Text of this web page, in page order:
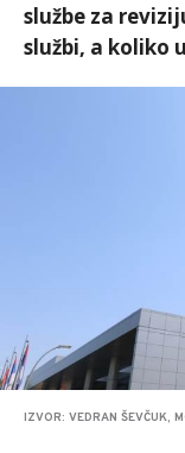
službe za
službi, a koliko
IZVOR: VEDRAN ŠEVČUK,